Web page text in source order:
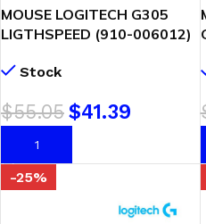
MOUSE LOGITECH G305
LIGTHSPEED (910-006012)
Stock
$55.05$41.39
AÑADIR AL CARRITO
-25%